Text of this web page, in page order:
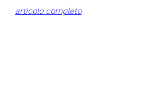
articolo completo